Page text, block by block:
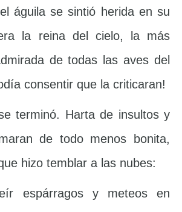
águila se sintió herida en su
la reina del cielo, la más
de todas las aves del
consentir que la criticaran!
terminó. Harta de insultos y
de todo menos bonita,
hizo temblar a las nubes:
espárragos y meteos en